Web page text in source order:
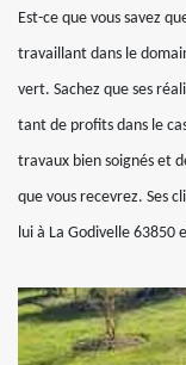
Est-ce que vous savez
travaillant dans le
vert. Sachez que ses
tant de profits dans le
travaux bien soignés et
que vous recevrez. Ses
lui à La Godivelle 63850